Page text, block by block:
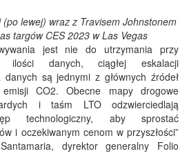
lewej) wraz z Travisem Johnstonem
targów CES 2023 w Las Vegas
jest nie do utrzymania przy
ilości danych, ciągłej eskalacji
są jednymi z głównych źródeł
CO2. Obecne mapy drogowe
i taśm LTO odzwierciedlają
technologiczny, aby sprostać
i oczekiwanym cenom w przyszłości”
dyrektor generalny Folio